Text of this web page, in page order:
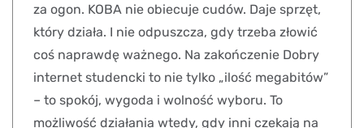
za ogon. KOBA nie obiecuje cudów. Daje sprzęt,
który działa. I nie odpuszcza, gdy trzeba złowić
coś naprawdę ważnego. Na zakończenie Dobry
internet studencki to nie tylko „ilość megabitów”
– to spokój, wygoda i wolność wyboru. To
możliwość działania wtedy, gdy inni czekają na